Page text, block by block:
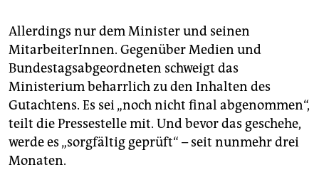
Allerdings nur dem Minister und seinen
MitarbeiterInnen. Gegenüber Medien und
Bundestagsabgeordneten schweigt das
Ministerium beharrlich zu den Inhalten des
Gutachtens. Es sei „noch nicht final abgenommen“,
teilt die Pressestelle mit. Und bevor das geschehe,
werde es „sorgfältig geprüft“ – seit nunmehr drei
Monaten.